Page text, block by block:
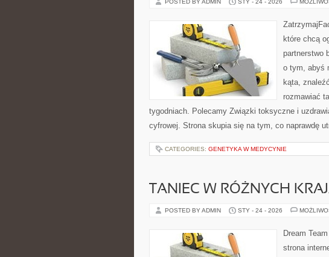
POSTED BY ADMIN STY - 24 - 2026
które chcą
partnerstwo
o tym, abyś
kąta,
rozmawiać
tygodniach. Polecamy Związki toksyczne i
cyfrowej. Strona skupia się na tym, co naprawdę
CATEGORIES: GENETYKA W MEDYCYNIE
TANIEC W RÓŻNYCH
POSTED BY ADMIN STY - 24 - 2026
Dream
strona